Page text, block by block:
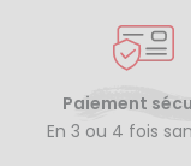
Paiement
En 3 ou 4 fois